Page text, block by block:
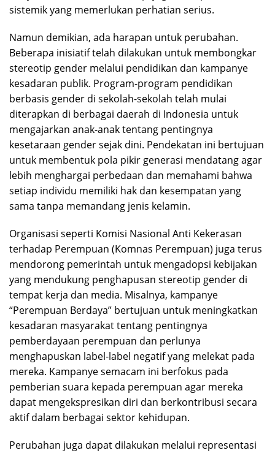
sistemik yang memerlukan perhatian serius.
Namun demikian, ada harapan untuk perubahan.
Beberapa inisiatif telah dilakukan untuk membongkar
stereotip gender melalui pendidikan dan kampanye
kesadaran publik. Program-program pendidikan
berbasis gender di sekolah-sekolah telah mulai
diterapkan di berbagai daerah di Indonesia untuk
mengajarkan anak-anak tentang pentingnya
kesetaraan gender sejak dini. Pendekatan ini bertujuan
untuk membentuk pola pikir generasi mendatang agar
lebih menghargai perbedaan dan memahami bahwa
setiap individu memiliki hak dan kesempatan yang
sama tanpa memandang jenis kelamin.
Organisasi seperti Komisi Nasional Anti Kekerasan
terhadap Perempuan (Komnas Perempuan) juga terus
mendorong pemerintah untuk mengadopsi kebijakan
yang mendukung penghapusan stereotip gender di
tempat kerja dan media. Misalnya, kampanye
“Perempuan Berdaya” bertujuan untuk meningkatkan
kesadaran masyarakat tentang pentingnya
pemberdayaan perempuan dan perlunya
menghapuskan label-label negatif yang melekat pada
mereka. Kampanye semacam ini berfokus pada
pemberian suara kepada perempuan agar mereka
dapat mengekspresikan diri dan berkontribusi secara
aktif dalam berbagai sektor kehidupan.
Perubahan juga dapat dilakukan melalui representasi